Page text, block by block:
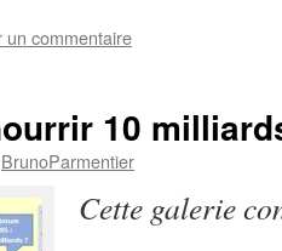
un commentaire
10
BrunoParmentier
Cette galerie